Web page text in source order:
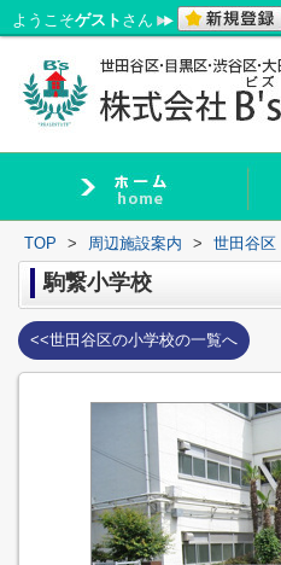
ようこそゲスト さん
TOP > 周辺施設案内 > 世田谷区
駒繋小学校
<<世田谷区の小学校の一覧へ